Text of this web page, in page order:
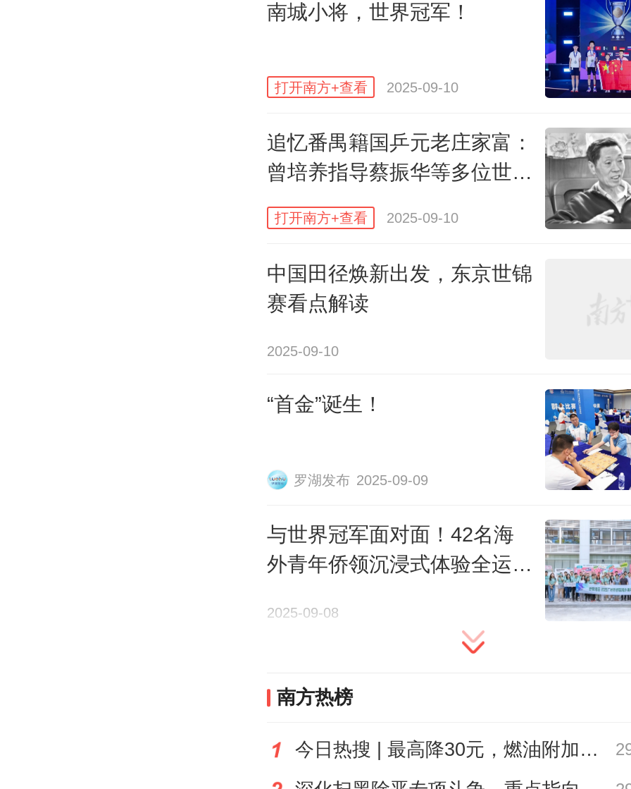
本届世锦赛上，中国跳绳国家队男子团
男子团体全能冠军，创造中国跳绳历
中，广州花都跳绳梦之队在领队赖宣治
下，斩获11金4银3铜，打破2次世界纪录
1次世界纪录。
而经过此次大赛，赖宣治团队已经累计
52名世界跳绳冠军。
一位“不会跳绳”的体育老师
说起广州市花东学校校长赖宣治，跳绳
人不知无人不晓。但15年前，赖宣治自
万万没有想到能取得今天这样的成绩的。
南城小将，世界冠军！
打开南方+查看 2025-09-10
追忆番禺籍国乒元老庄家富：
曾培养指导蔡振华等多位世界
冠军
打开南方+查看 2025-09-10
中国田径焕新出发，东京世锦
赛看点解读
2025-09-10
“首金”诞生！
罗湖发布 2025-09-09
与世界冠军面对面！42名海
外青年侨领沉浸式体验全运乐
2025-09-08
南方热榜
今日热搜 | 最高降30元，燃油附加费今起下调